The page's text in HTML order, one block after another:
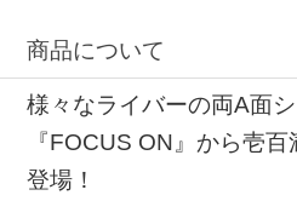
商品について
様々なライバーの両A面
『FOCUS ON』から壱
登場！